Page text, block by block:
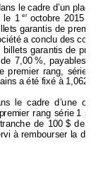
le cadre d’un
le 1 er octobre 2015
s garantis de
a conclu des co
billets garantis de
7,00 %, payables
premier rang,
série
s a été fixé à
s le cadre d’une
remier rang série 1
de 100 $ de
rvi à rembourser la